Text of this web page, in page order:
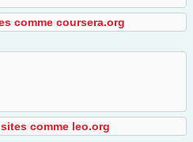
comme coursera.org
comme leo.org